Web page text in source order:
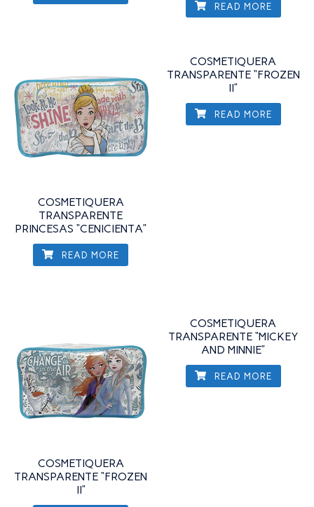
READ MORE
COSMETIQUERA
TRANSPARENTE
PRINCESAS “CENICIENTA”
READ MORE
COSMETIQUERA
TRANSPARENTE “FROZEN
II”
READ MORE
COSMETIQUERA
TRANSPARENTE “FROZEN
II”
COSMETIQUERA
TRANSPARENTE “MICKEY
AND MINNIE”
READ MORE